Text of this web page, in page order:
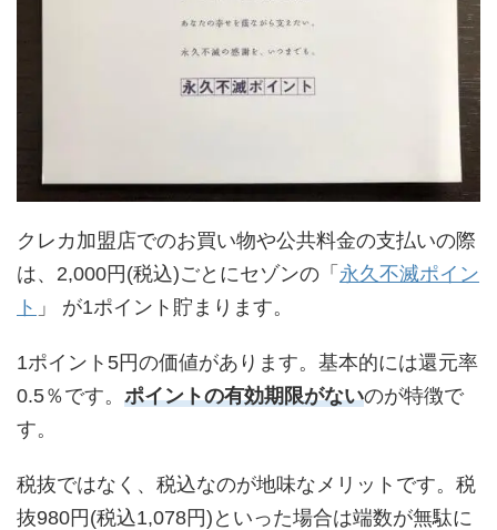
クレカ加盟店でのお買い物や公共料金の支払いの際
は、2,000円(税込)ごとにセゾンの「 永久不滅ポイン
ト 」 が1ポイント貯まります。
1ポイント5円の価値があります。基本的には還元率
0.5％です。 ポイントの有効期限がないのが特徴で
す。
税抜ではなく、税込なのが地味なメリットです。税
抜980円(税込1,078円)といった場合は端数が無駄に